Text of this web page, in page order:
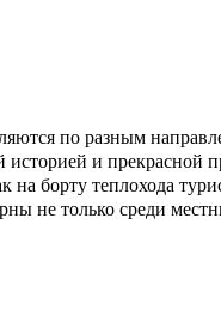
по разным
историей и прекрасной
на борту теплохода
не только среди